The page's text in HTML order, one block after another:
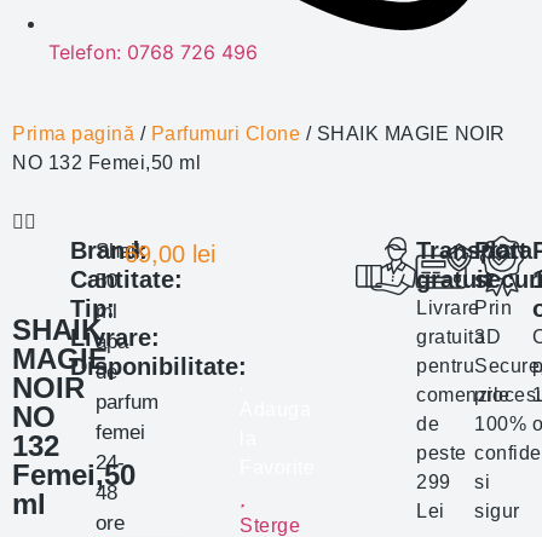
Telefon: 0768 726 496
Prima pagină / Parfumuri Clone / SHAIK MAGIE NOIR
NO 132 Femei,50 ml
SHAIK
MAGIE
NOIR
NO
132
Femei,50
ml
Brand:
Cantitate:
Tip:
Livrare:
Disponibilitate:
Shaik
50
ml
apa
de
parfum
femei
24-
48
ore
69,00 lei
Sterge
Transport
gratuit
Livrare
gratuita
pentru
comenzile
de
peste
299
Lei
Plata
Prin
3D
100%
si
sigur